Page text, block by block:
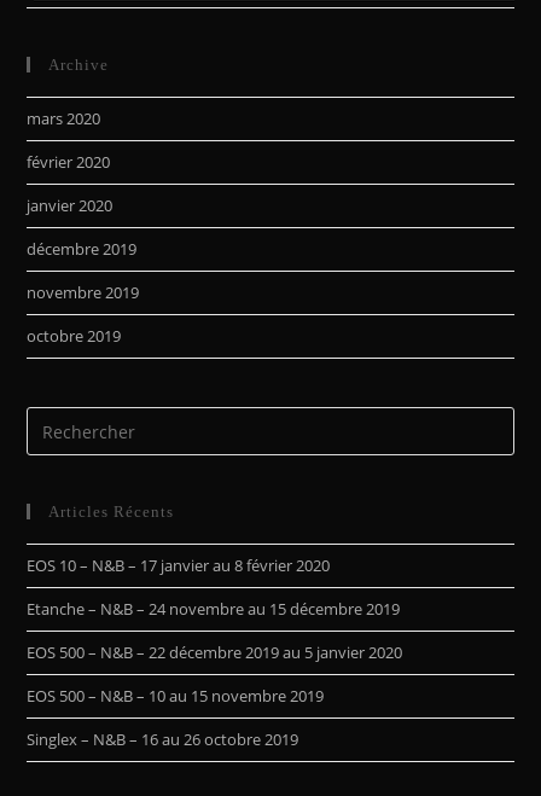
Archive
mars 2020
février 2020
janvier 2020
décembre 2019
novembre 2019
octobre 2019
Articles Récents
EOS 10 – N&B – 17 janvier au 8 février 2020
Etanche – N&B – 24 novembre au 15 décembre 2019
EOS 500 – N&B – 22 décembre 2019 au 5 janvier 2020
EOS 500 – N&B – 10 au 15 novembre 2019
Singlex – N&B – 16 au 26 octobre 2019